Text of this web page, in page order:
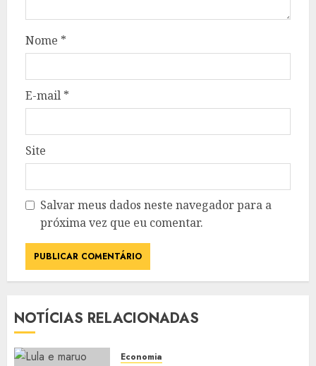
Nome *
E-mail *
Site
Salvar meus dados neste navegador para a
próxima vez que eu comentar.
NOTÍCIAS RELACIONADAS
Economia